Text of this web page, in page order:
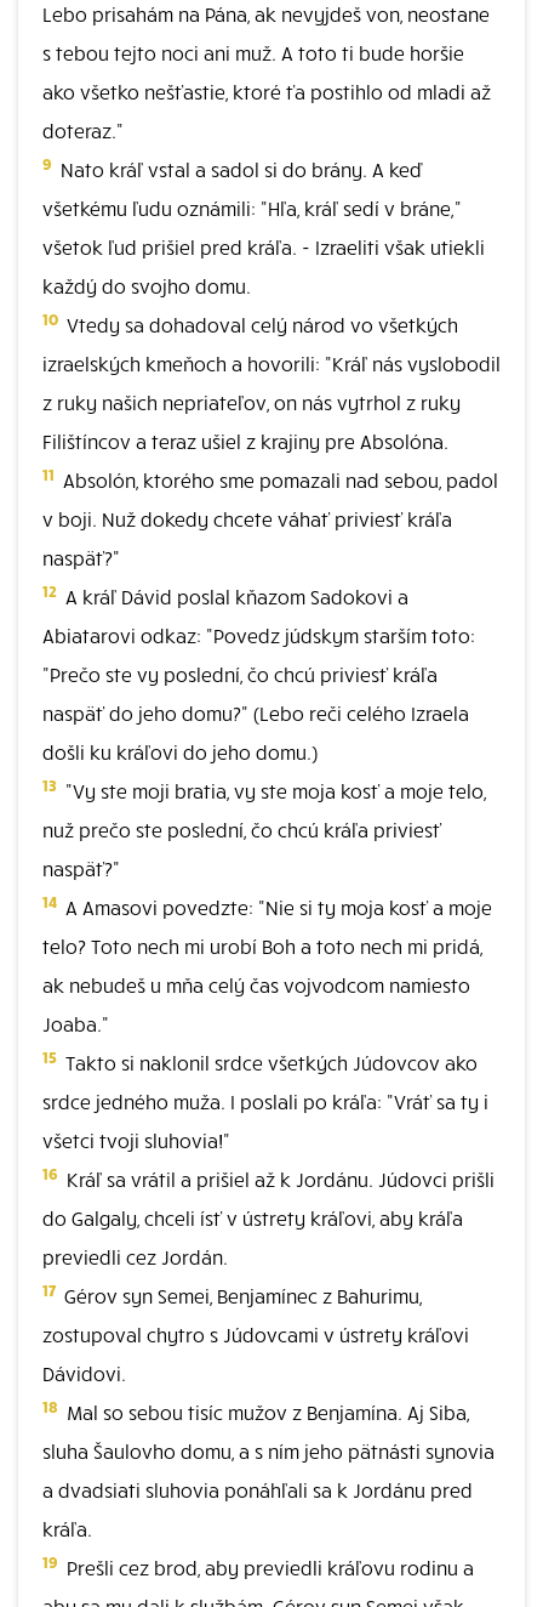
Lebo prisahám na Pána, ak nevyjdeš von, neostane
s tebou tejto noci ani muž. A toto ti bude horšie
ako všetko nešťastie, ktoré ťa postihlo od mladi až
doteraz."
9 Nato kráľ vstal a sadol si do brány. A keď
všetkému ľudu oznámili: "Hľa, kráľ sedí v bráne,"
všetok ľud prišiel pred kráľa. - Izraeliti však utiekli
každý do svojho domu.
10 Vtedy sa dohadoval celý národ vo všetkých
izraelských kmeňoch a hovorili: "Kráľ nás vyslobodil
z ruky našich nepriateľov, on nás vytrhol z ruky
Filištíncov a teraz ušiel z krajiny pre Absolóna.
11 Absolón, ktorého sme pomazali nad sebou, padol
v boji. Nuž dokedy chcete váhať priviesť kráľa
naspäť?"
12 A kráľ Dávid poslal kňazom Sadokovi a
Abiatarovi odkaz: "Povedz júdskym starším toto:
"Prečo ste vy poslední, čo chcú priviesť kráľa
naspäť do jeho domu?" (Lebo reči celého Izraela
došli ku kráľovi do jeho domu.)
13 "Vy ste moji bratia, vy ste moja kosť a moje telo,
nuž prečo ste poslední, čo chcú kráľa priviesť
naspäť?"
14 A Amasovi povedzte: "Nie si ty moja kosť a moje
telo? Toto nech mi urobí Boh a toto nech mi pridá,
ak nebudeš u mňa celý čas vojvodcom namiesto
Joaba."
15 Takto si naklonil srdce všetkých Júdovcov ako
srdce jedného muža. I poslali po kráľa: "Vráť sa ty i
všetci tvoji sluhovia!"
16 Kráľ sa vrátil a prišiel až k Jordánu. Júdovci prišli
do Galgaly, chceli ísť v ústrety kráľovi, aby kráľa
previedli cez Jordán.
17 Gérov syn Semei, Benjamínec z Bahurimu,
zostupoval chytro s Júdovcami v ústrety kráľovi
Dávidovi.
18 Mal so sebou tisíc mužov z Benjamína. Aj Siba,
sluha Šaulovho domu, a s ním jeho pätnásti synovia
a dvadsiati sluhovia ponáhľali sa k Jordánu pred
kráľa.
19 Prešli cez brod, aby previedli kráľovu rodinu a